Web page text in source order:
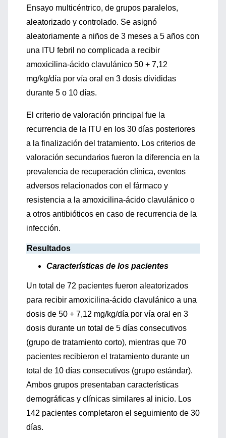
Ensayo multicéntrico, de grupos paralelos,
aleatorizado y controlado. Se asignó
aleatoriamente a niños de 3 meses a 5 años con
una ITU febril no complicada a recibir
amoxicilina-ácido clavulánico 50 + 7,12
mg/kg/día por vía oral en 3 dosis divididas
durante 5 o 10 días.
El criterio de valoración principal fue la
recurrencia de la ITU en los 30 días posteriores
a la finalización del tratamiento. Los criterios de
valoración secundarios fueron la diferencia en la
prevalencia de recuperación clínica, eventos
adversos relacionados con el fármaco y
resistencia a la amoxicilina-ácido clavulánico o
a otros antibióticos en caso de recurrencia de la
infección.
Resultados
Características de los pacientes
Un total de 72 pacientes fueron aleatorizados
para recibir amoxicilina-ácido clavulánico a una
dosis de 50 + 7,12 mg/kg/día por vía oral en 3
dosis durante un total de 5 días consecutivos
(grupo de tratamiento corto), mientras que 70
pacientes recibieron el tratamiento durante un
total de 10 días consecutivos (grupo estándar).
Ambos grupos presentaban características
demográficas y clínicas similares al inicio. Los
142 pacientes completaron el seguimiento de 30
días.